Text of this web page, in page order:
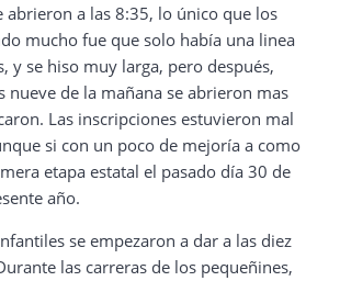
abrieron a las 8:35, lo único que los
mucho fue que solo había una linea
y se hiso muy larga, pero después,
nueve de la mañana se abrieron mas
Las inscripciones estuvieron mal
si con un poco de mejoría a como
etapa estatal el pasado día 30 de
año.
se empezaron a dar a las diez
las carreras de los pequeñines,